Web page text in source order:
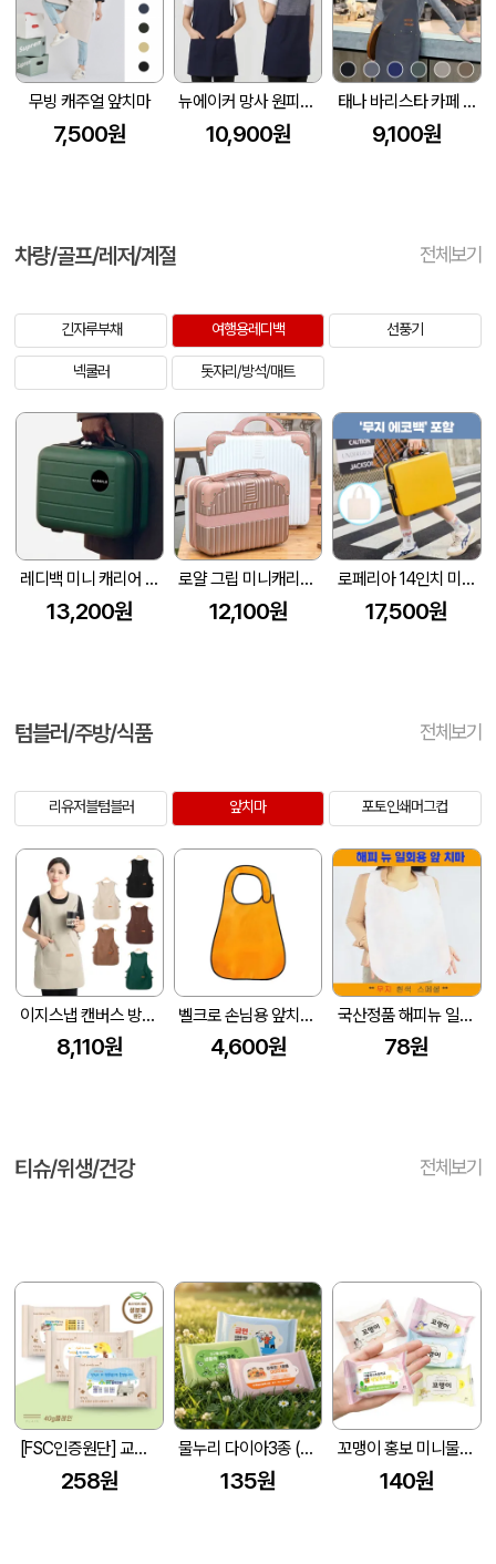
무빙 캐주얼 앞치마
7,500원
뉴에이커 망사 원피스 앞치마 SM-LA58
10,900원
태나 바리스타 카페 방수 앞치마
9,100원
차량/골프/레저/계절 전체보기
긴자루부채 여행용레디백 선풍기
넥쿨러 돗자리/방석/매트
레디백 미니 캐리어 16인치 330*260*170mm
13,200원
로얄 그립 미니캐리어 [14인치/16인치]
12,100원
로페리아 14인치 미니 레디백(암호설정가능) (무지에코백 포함)(300x140x260mm)
17,500원
텀블러/주방/식품 전체보기
리유저블텀블러 앞치마 포토인쇄머그컵
이지스냅 캔버스 방수 조끼 앞치마
8,110원
벨크로 손님용 앞치마 식당용 업소용
4,600원
국산정품 해피뉴 일회용 앞치마 무지 흰색 스페셜
78원
티슈/위생/건강 전체보기
[FSC인증원단] 교회전도 3종 생분해 물티슈 (10매/15매/20매)
258원
물누리 다이아3종 (무광) 물티슈 10매/15매/20매
135원
꼬맹이 홍보 미니물티슈 10매
140원